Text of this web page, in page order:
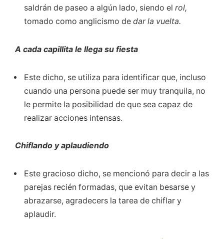
saldrán de paseo a algún lado, siendo el rol,
tomado como anglicismo de dar la vuelta.
A cada capillita le llega su fiesta
Este dicho, se utiliza para identificar que, incluso
cuando una persona puede ser muy tranquila, no
le permite la posibilidad de que sea capaz de
realizar acciones intensas.
Chiflando y aplaudiendo
Este gracioso dicho, se mencionó para decir a las
parejas recién formadas, que evitan besarse y
abrazarse, agradecers la tarea de chiflar y
aplaudir.